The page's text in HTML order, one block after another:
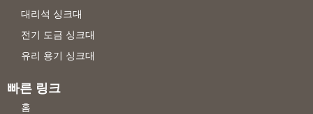
대리석 싱크대
전기 도금 싱크대
유리 용기 싱크대
빠른 링크
홈